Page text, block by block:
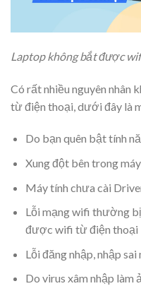
Laptop không bắt được
Có rất nhiều nguyên
từ điện thoại, dưới đây là
Do bạn quên bật tính
Xung đột bên trong
Máy tính chưa cài
Lỗi mạng wifi thường
được wifi từ điện thoại
Lỗi đăng nhập, nhập
Do virus xâm nhập